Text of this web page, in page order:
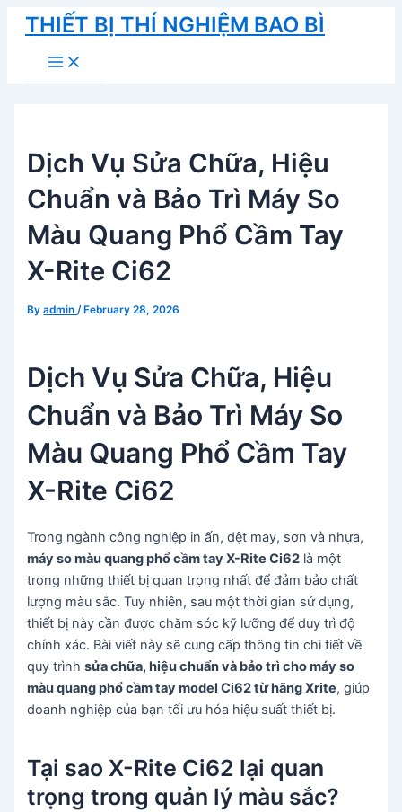
Skip
content
THIẾT BỊ THÍ NGHIỆM BAO BÌ
Main
Menu
Dịch Vụ Sửa Chữa, Hiệu
Chuẩn và Bảo Trì Máy So
Màu Quang Phổ Cầm Tay
X-Rite Ci62
Byadmin/ February 28, 2026
Dịch Vụ Sửa Chữa, Hiệu
Chuẩn và Bảo Trì Máy So
Màu Quang Phổ Cầm Tay
X-Rite Ci62
Trong ngành công nghiệp in ấn, dệt may, sơn và nhựa,
máy so màu quang phổ cầm tay X-Rite Ci62 là một
trong những thiết bị quan trọng nhất để đảm bảo chất
lượng màu sắc. Tuy nhiên, sau một thời gian sử dụng,
thiết bị này cần được chăm sóc kỹ lưỡng để duy trì độ
chính xác. Bài viết này sẽ cung cấp thông tin chi tiết về
quy trìnhsửa chữa, hiệu chuẩn và bảo trì cho máy so
màu quang phổ cầm tay model Ci62 từ hãng Xrite, giúp
doanh nghiệp của bạn tối ưu hóa hiệu suất thiết bị.
Tại sao X-Rite Ci62 lại quan
trọng trong quản lý màu sắc?